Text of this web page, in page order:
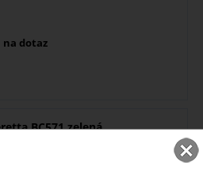
na dotaz
BC571 zelená